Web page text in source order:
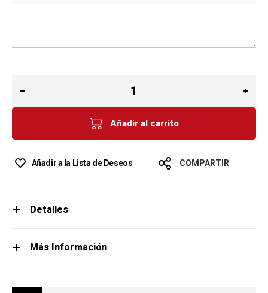
Añadir al carrito
Añadir a la Lista de Deseos COMPARTIR
Detalles
Más Información